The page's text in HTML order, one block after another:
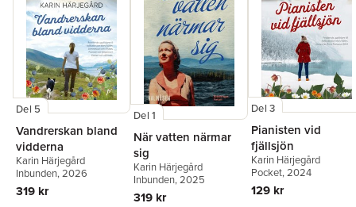
Del 5
Vandrerskan bland
vidderna
Karin Härjegård
Inbunden, 2026
319 kr
Del 1
När vatten närmar
sig
Karin Härjegård
Inbunden, 2025
319 kr
Del 3
Pianisten vid
fjällsjön
Karin Härjegård
Pocket, 2024
129 kr